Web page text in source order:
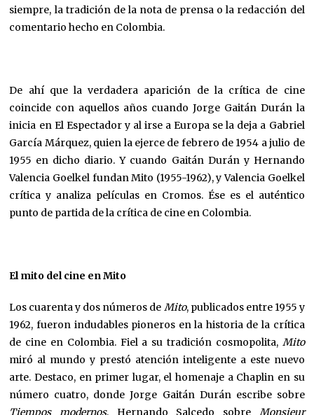
siempre, la tradición de la nota de prensa o la redacción del
comentario hecho en Colombia.
De ahí que la verdadera aparición de la crítica de cine
coincide con aquellos años cuando Jorge Gaitán Durán la
inicia en El Espectador y al irse a Europa se la deja a Gabriel
García Márquez, quien la ejerce de febrero de 1954 a julio de
1955 en dicho diario. Y cuando Gaitán Durán y Hernando
Valencia Goelkel fundan Mito (1955-1962), y Valencia Goelkel
crítica y analiza películas en Cromos. Ése es el auténtico
punto de partida de la crítica de cine en Colombia.
El mito del cine en Mito
Los cuarenta y dos números de Mito, publicados entre 1955 y
1962, fueron indudables pioneros en la historia de la crítica
de cine en Colombia. Fiel a su tradición cosmopolita, Mito
miró al mundo y prestó atención inteligente a este nuevo
arte. Destaco, en primer lugar, el homenaje a Chaplin en su
número cuatro, donde Jorge Gaitán Durán escribe sobre
Tiempos modernos, Hernando Salcedo sobre Monsieur